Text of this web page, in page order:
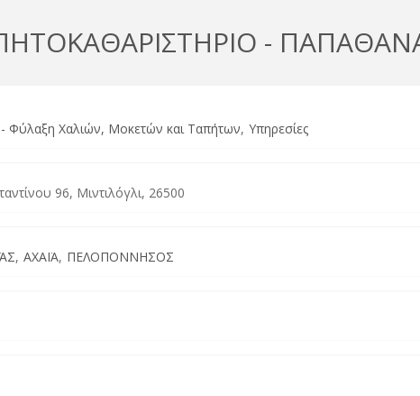
-
Φύλαξη Χαλιών, Μοκετών και Ταπήτων Υπηρεσίες
96, Μιντιλόγλι, 26500
ΑΧΑΪΑ ΠΕΛΟΠΟΝΝΗΣΟΣ